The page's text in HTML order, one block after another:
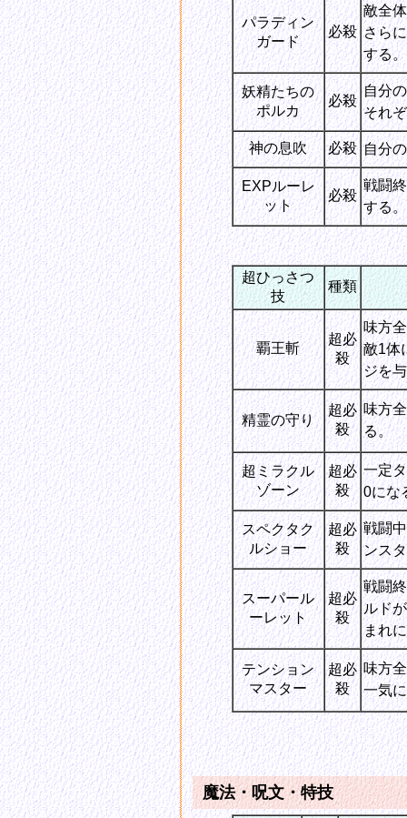
パラディン
ガード
必殺
敵全
さら
する。
妖精たちの
ポルカ
必殺
自分
それ
神の息吹 必殺 自分
EXPルーレ
ット
必殺
戦闘
する。
超ひっさつ
技
種類
覇王斬
超必
殺
味方
敵1体
ジを
精霊の守り
超必
殺
味方
る。
超ミラクル
ゾーン
超必
殺
一定
0にな
スペクタク
ルショー
超必
殺
戦闘
ンス
スーパール
ーレット
超必
殺
戦闘
ルド
まれ
テンション
マスター
超必
殺
味方
一気
魔法・呪文・特技